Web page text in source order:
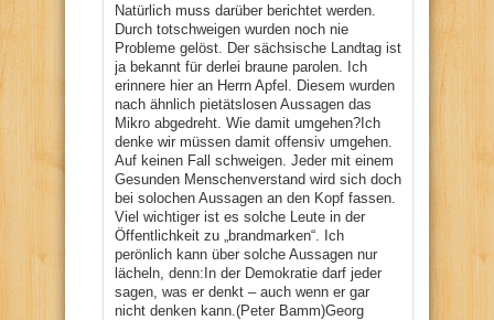
Natürlich muss darüber berichtet werden.
Durch totschweigen wurden noch nie
Probleme gelöst. Der sächsische Landtag ist
ja bekannt für derlei braune parolen. Ich
erinnere hier an Herrn Apfel. Diesem wurden
nach ähnlich pietätslosen Aussagen das
Mikro abgedreht. Wie damit umgehen?Ich
denke wir müssen damit offensiv umgehen.
Auf keinen Fall schweigen. Jeder mit einem
Gesunden Menschenverstand wird sich doch
bei solochen Aussagen an den Kopf fassen.
Viel wichtiger ist es solche Leute in der
Öffentlichkeit zu „brandmarken“. Ich
perönlich kann über solche Aussagen nur
lächeln, denn:In der Demokratie darf jeder
sagen, was er denkt – auch wenn er gar
nicht denken kann.(Peter Bamm)Georg